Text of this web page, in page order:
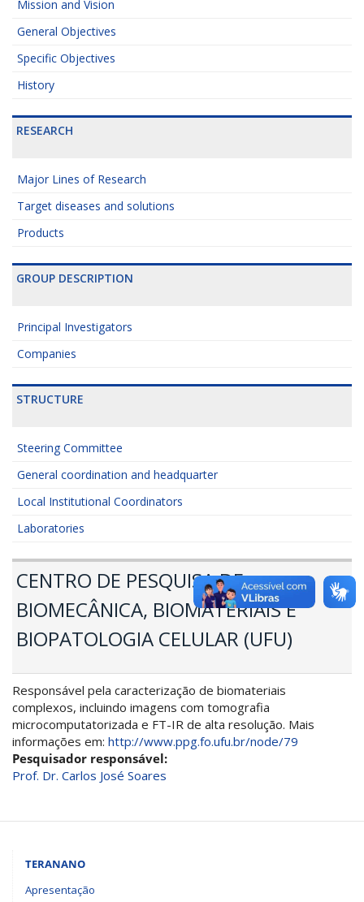
Mission and Vision
General Objectives
Specific Objectives
History
RESEARCH
Major Lines of Research
Target diseases and solutions
Products
GROUP DESCRIPTION
Principal Investigators
Companies
STRUCTURE
Steering Committee
General coordination and headquarter
Local Institutional Coordinators
Laboratories
CENTRO DE PESQUISA DE
BIOMECÂNICA, BIOMATERIAIS E
BIOPATOLOGIA CELULAR (UFU)
Responsável pela caracterização de biomateriais
complexos, incluindo imagens com tomografia
microcomputatorizada e FT-IR de alta resolução. Mais
informações em: http://www.ppg.fo.ufu.br/node/79
Pesquisador responsável:
Prof. Dr. Carlos José Soares
TERANANO
Apresentação